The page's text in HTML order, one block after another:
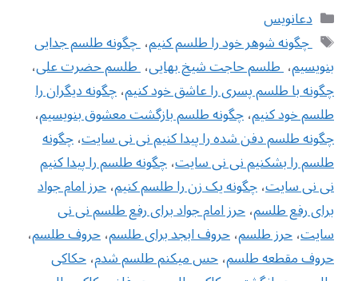
دسته‌ها
دعانویس
برچسب‌ها
‌ چگونه شوهر خود را طلسم کنیم،‌ چگونه طلسم جدایی
بنویسیم،‌ طلسم حاجت شیخ بهایی،‌ طلسم حضرت علی،
چگونه با طلسم پسری را عاشق خود کنیم،چگونه دیگران را
طلسم خود کنیم،چگونه طلسم بازگشت معشوق بنویسیم،
چگونه طلسم دفن شده را پیدا کنیم نی نی سایت،چگونه
طلسم را بشکنیم نی نی سایت،چگونه طلسم را پیدا کنیم
نی نی سایت،چگونه یک زن را طلسم کنیم،حرز امام جواد
برای رفع طلسم،حرز امام جواد برای رفع طلسم نی نی
سایت،حرز طلسم،حروف ابجد برای طلسم،حروف طلسم،
حروف مقطعه طلسم،حس میکنم طلسم شدم،حکاکی